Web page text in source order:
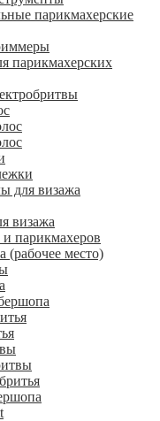
парикмахерские
парикмахерских
для визажа
визажа
парикмахеров
(рабочее место)